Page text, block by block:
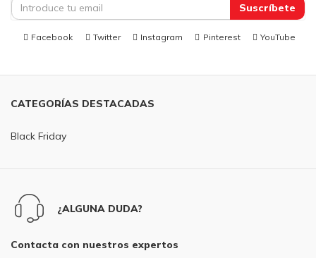
Suscríbete
Facebook Twitter Instagram Pinterest YouTube
CATEGORÍAS DESTACADAS
Black Friday
¿ALGUNA DUDA?
Contacta con nuestros expertos